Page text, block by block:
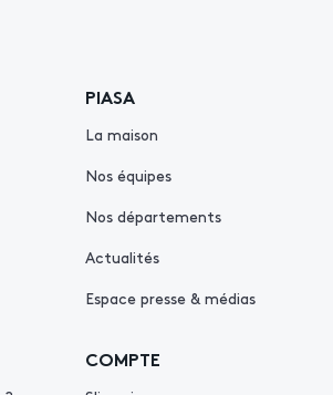
PIASA
La maison
Nos équipes
Nos départements
Actualités
Espace presse & médias
COMPTE